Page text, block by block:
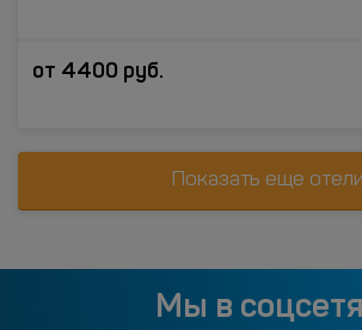
от 4400 руб.
Показать еще отели
Мы в